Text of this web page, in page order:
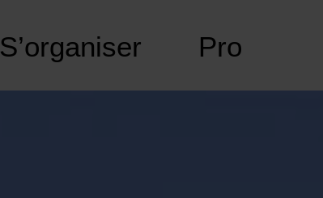
S’organiser Pro